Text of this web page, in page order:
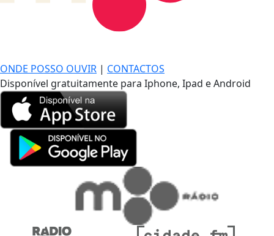
ONDE POSSO OUVIR | CONTACTOS
Disponível gratuitamente para Iphone, Ipad e Android